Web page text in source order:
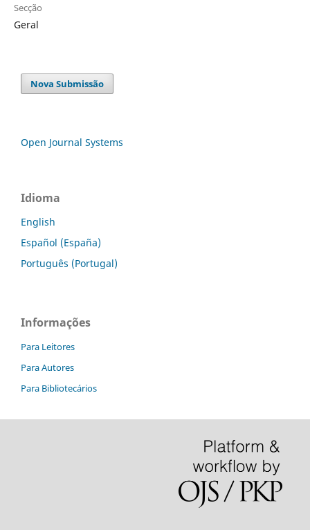
Secção
Geral
Nova Submissão
Open Journal Systems
Idioma
English
Español (España)
Português (Portugal)
Informações
Para Leitores
Para Autores
Para Bibliotecários